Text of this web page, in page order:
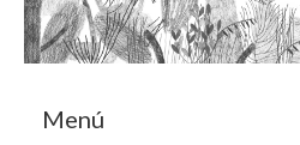
Menú